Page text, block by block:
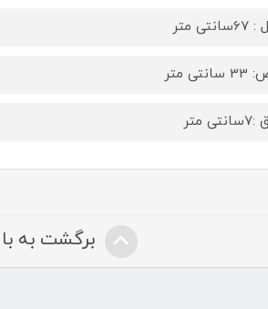
متر
متر
متر
برگشت به